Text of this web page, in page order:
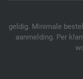
geldig. Minimale
aanmelding. Per